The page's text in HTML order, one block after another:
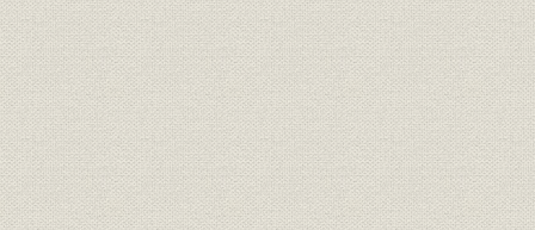
1. 経営方針と組織機構
2. 積極策の推進
3. 業績の不安定性と資金調達
第9章 長期海運不況と海運集約